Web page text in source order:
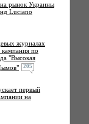
рынок Украины
Luciano
журналах
кампания по
"Высокая
205
первый
на